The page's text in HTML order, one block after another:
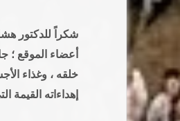
شكراً للدكتور
أعضاء الموقع ؛
خلقه ، وغذاء
إهداءاته القيمة